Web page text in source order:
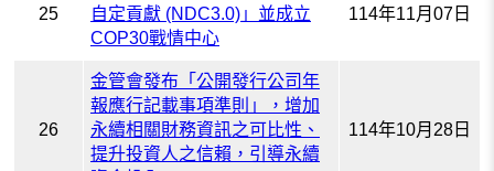
25
自定貢獻 (NDC3.0)」並成立
COP30戰情中心
114年11月07日
26
金管會發布「公開發行公司年
報應行記載事項準則」，增加
永續相關財務資訊之可比性、
提升投資人之信賴，引導永續
114年10月28日